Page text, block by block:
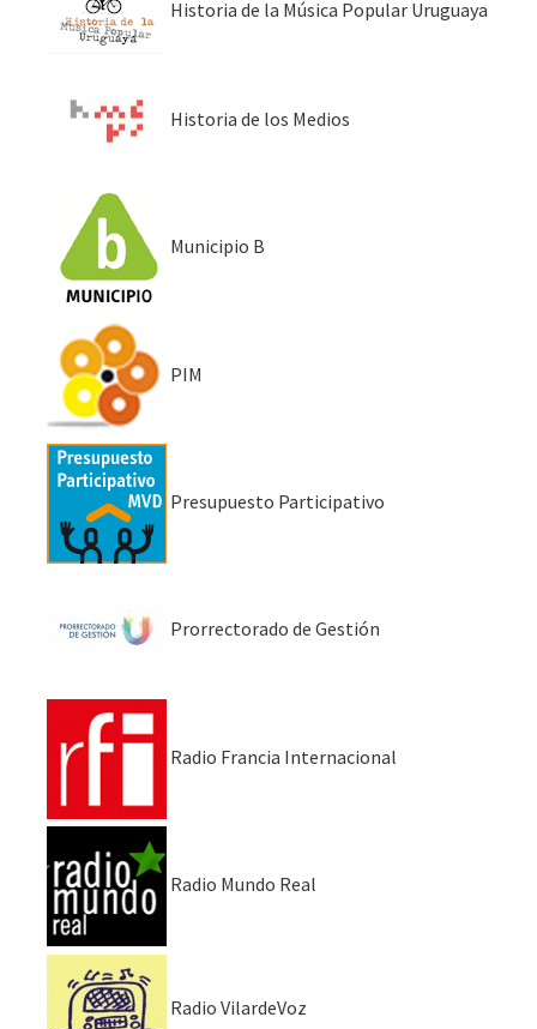
Historia de la Música Popular Uruguaya
Historia de los Medios
Municipio B
PIM
Presupuesto Participativo
Prorrectorado de Gestión
Radio Francia Internacional
Radio Mundo Real
Radio VilardeVoz